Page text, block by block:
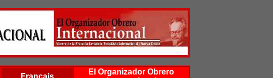
Français
El Organizador Obrero